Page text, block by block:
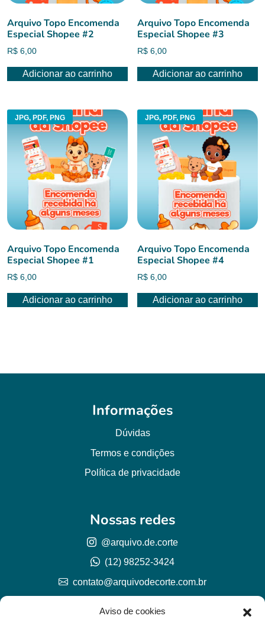
Aviso de cookies
Arquivo Topo Encomenda
Especial Shopee #2
R$ 6,00
Adicionar ao carrinho
Arquivo Topo Encomenda
Especial Shopee #3
R$ 6,00
Adicionar ao carrinho
JPG, PDF, PNG
Arquivo Topo Encomenda
Especial Shopee #1
R$ 6,00
Adicionar ao carrinho
JPG, PDF, PNG
Arquivo Topo Encomenda
Especial Shopee #4
R$ 6,00
Adicionar ao carrinho
Informações
Dúvidas
Termos e condições
Política de privacidade
Nossas redes
@arquivo.de.corte
(12) 98252-3424
contato@arquivodecorte.com.br